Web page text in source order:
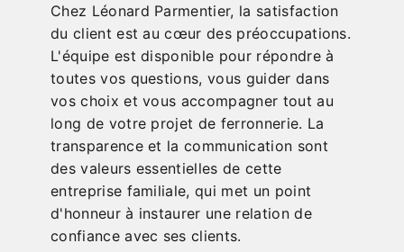
Chez Léonard Parmentier, la satisfaction
du client est au cœur des préoccupations.
L'équipe est disponible pour répondre à
toutes vos questions, vous guider dans
vos choix et vous accompagner tout au
long de votre projet de ferronnerie. La
transparence et la communication sont
des valeurs essentielles de cette
entreprise familiale, qui met un point
d'honneur à instaurer une relation de
confiance avec ses clients.